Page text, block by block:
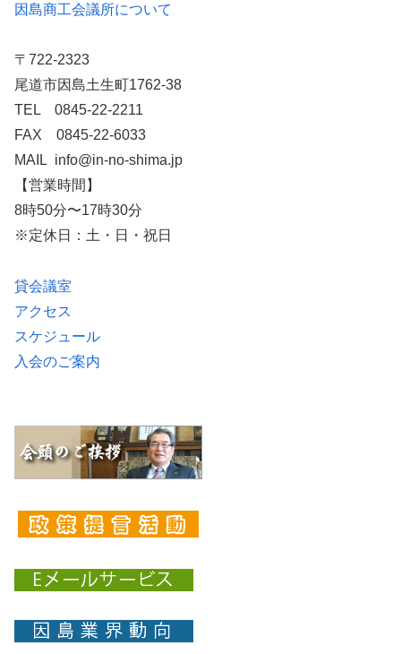
因島商工会議所について
〒722-2323
尾道市因島土生町1762-38
TEL 0845-22-2211
FAX 0845-22-6033
MAIL info@in-no-shima.jp
【営業時間】
8時50分〜17時30分
※定休日：土・日・祝日
貸会議室
アクセス
スケジュール
入会のご案内